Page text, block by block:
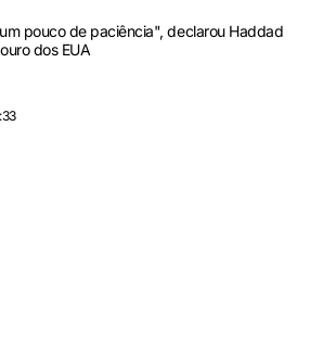
pouco de paciência", declarou Haddad
dos EUA